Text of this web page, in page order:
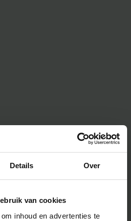
Details Over
van cookies
inhoud en advertenties te